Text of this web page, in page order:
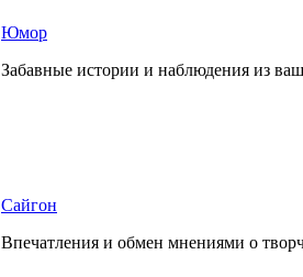
Юмор
Забавные истории и наблюдения из
Сайгон
Впечатления и обмен мнениями о